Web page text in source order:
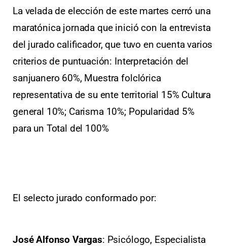
La velada de elección de este martes cerró una
maratónica jornada que inició con la entrevista
del jurado calificador, que tuvo en cuenta varios
criterios de puntuación: Interpretación del
sanjuanero 60%, Muestra folclórica
representativa de su ente territorial 15% Cultura
general 10%; Carisma 10%; Popularidad 5%
para un Total del 100%
El selecto jurado conformado por:
José Alfonso Vargas: Psicólogo, Especialista